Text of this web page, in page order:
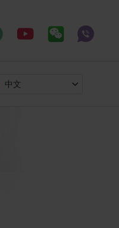
中文